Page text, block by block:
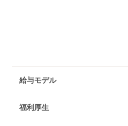
給与モデル
福利厚生